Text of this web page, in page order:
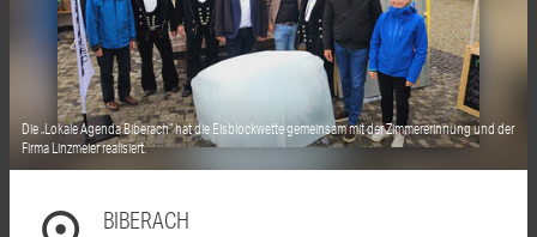
Die „Lokale Agenda Biberach“ hat dieEisblockwettegemeinsam mit der Zimmererinnung und der
Firma Linzmeier realisiert.
BIBERACH